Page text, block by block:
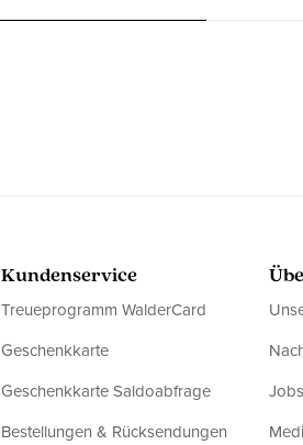
Kundenservice
Treueprogramm WalderCard
Geschenkkarte
Geschenkkarte Saldoabfrage
Bestellungen & Rücksendungen